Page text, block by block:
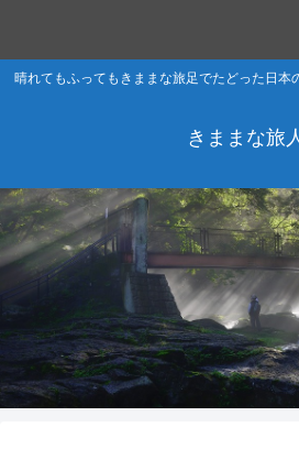
晴れてもふってもきままな旅足でたどった日本
きままな旅